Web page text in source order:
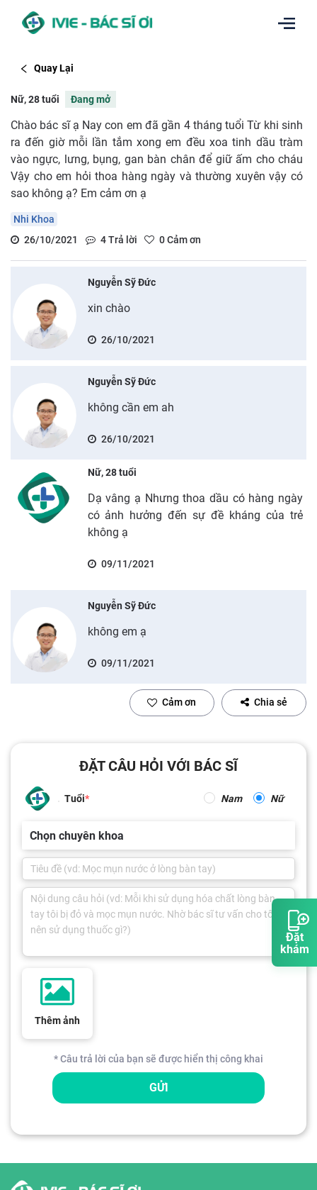
Đặt
khám
Quay Lại
Nữ, 28 tuổi Đang mở
Chào bác sĩ ạ Nay con em đã gần 4 tháng tuổi Từ khi sinh
ra đến giờ mỗi lần tắm xong em đều xoa tinh dầu tràm
vào ngực, lưng, bụng, gan bàn chân để giữ ấm cho cháu
Vậy cho em hỏi thoa hàng ngày và thường xuyên vậy có
sao không ạ? Em cảm ơn ạ
Nhi Khoa
26/10/2021
4Trả lời 0Cảm ơn
Nguyễn Sỹ Đức
xin chào
26/10/2021
Nguyễn Sỹ Đức
không cần em ah
26/10/2021
Nữ, 28 tuổi
Dạ vâng ạ Nhưng thoa dầu có hàng ngày
có ảnh hưởng đến sự đề kháng của trẻ
không ạ
09/11/2021
Nguyễn Sỹ Đức
không em ạ
09/11/2021
Cảm ơn Chia sẻ
ĐẶT CÂU HỎI VỚI BÁC SĨ
Tuổi Nam Nữ
Chọn chuyên khoa
Thêm ảnh
* Câu trả lời của bạn sẽ được hiển thị công khai
GỬI